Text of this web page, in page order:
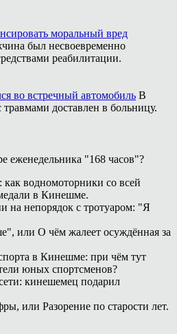
моральный вред
был несвоевременно
реабилитации.
во встречный автомобиль В
доставлен в больницу.
еженедельника "168 часов"?
как водномоторники со всей
в Кинешме.
на непорядок с тротуаром: "Я
или О чём жалеет осуждённая за
в Кинешме: при чём тут
юных спортсменов?
кинешемец подарил
или Разорение по старости лет.